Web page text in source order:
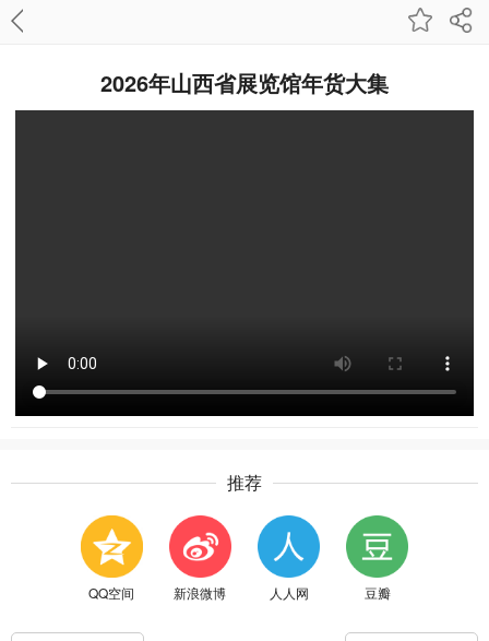
2026年山西省展览馆年货大集
推荐
QQ空间 新浪微博 人人网 豆瓣